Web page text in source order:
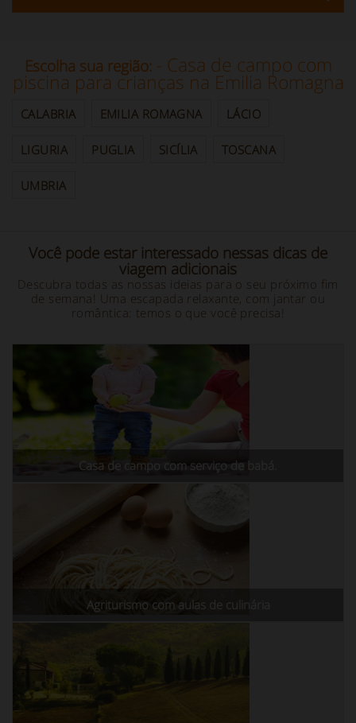
Escolha sua região: - Casa de campo com
piscina para crianças na Emilia Romagna
CALABRIA EMILIA ROMAGNA LÁCIO
LIGURIA PUGLIA SICÍLIA TOSCANA
UMBRIA
Você pode estar interessado nessas dicas de
viagem adicionais
Descubra todas as nossas ideias para o seu próximo fim
de semana! Uma escapada relaxante, com jantar ou
romântica: temos o que você precisa!
Casa de campo com serviço de babá.
Agriturismo com aulas de culinária